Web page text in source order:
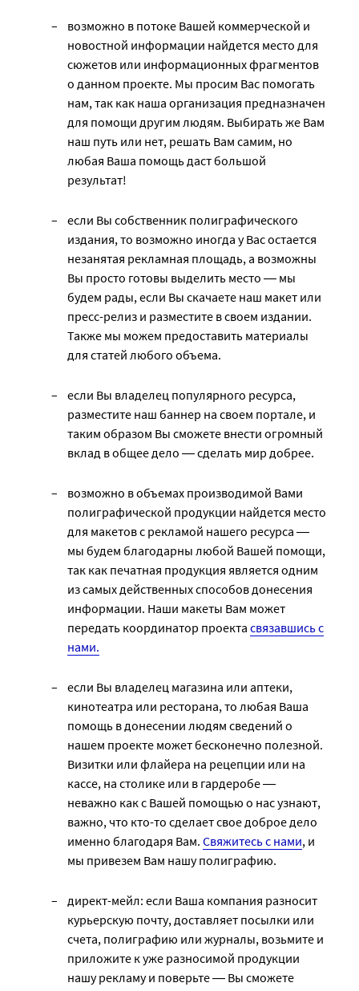
возможно в потоке Вашей коммерческой и
новостной информации найдется место для
сюжетов или информационных фрагментов
о данном проекте. Мы просим Вас помогать
нам, так как наша организация предназначен
для помощи другим людям. Выбирать же Вам
наш путь или нет, решать Вам самим, но
любая Ваша помощь даст большой
результат!
если Вы собственник полиграфического
издания, то возможно иногда у Вас остается
незанятая рекламная площадь, а возможны
Вы просто готовы выделить место ― мы
будем рады, если Вы скачаете наш макет или
пресс-релиз и разместите в своем издании.
Также мы можем предоставить материалы
для статей любого объема.
если Вы владелец популярного ресурса,
разместите наш баннер на своем портале, и
таким образом Вы сможете внести огромный
вклад в общее дело ― сделать мир добрее.
возможно в объемах производимой Вами
полиграфической продукции найдется место
для макетов с рекламой нашего ресурса ―
мы будем благодарны любой Вашей помощи,
так как печатная продукция является одним
из самых действенных способов донесения
информации. Наши макеты Вам может
передать координатор проектасвязавшись с
нами.
если Вы владелец магазина или аптеки,
кинотеатра или ресторана, то любая Ваша
помощь в донесении людям сведений о
нашем проекте может бесконечно полезной.
Визитки или флайера на рецепции или на
кассе, на столике или в гардеробе ―
неважно как с Вашей помощью о нас узнают,
важно, что кто-то сделает свое доброе дело
именно благодаря Вам.Свяжитесь с нами, и
мы привезем Вам нашу полиграфию.
директ-мейл: если Ваша компания разносит
курьерскую почту, доставляет посылки или
счета, полиграфию или журналы, возьмите и
приложите к уже разносимой продукции
нашу рекламу и поверьте ― Вы сможете